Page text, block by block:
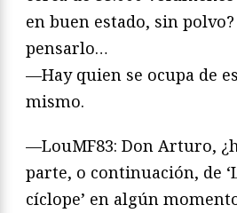
en buen estado, sin polvo?
pensarlo…
—Hay quien se ocupa de
mismo.
—LouMF83: Don Arturo,
parte, o continuación, de
cíclope’ en algún